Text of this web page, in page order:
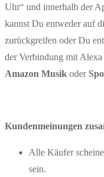
Uhr“ und innerhalb der
kannst Du entweder auf
zurückgreifen oder Du
der Verbindung mit
Amazon Musik oder
Kundenmeinungen
Alle Käufer
sein.